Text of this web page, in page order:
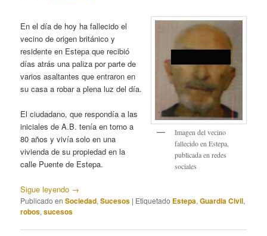
Imagen del vecino
fallecido en Estepa,
publicada en redes
sociales
En el día de hoy ha fallecido el
vecino de origen británico y
residente en Estepa que recibió
días atrás una paliza por parte de
varios asaltantes que entraron en
su casa a robar a plena luz del día.
El ciudadano, que respondía a las
iniciales de A.B. tenía en torno a
80 años y vivía solo en una
vivienda de su propiedad en la
calle Puente de Estepa.
Sigue leyendo →
Publicado en Sociedad,Sucesos | Etiquetado Estepa,Guardia Civil,
robos,sucesos